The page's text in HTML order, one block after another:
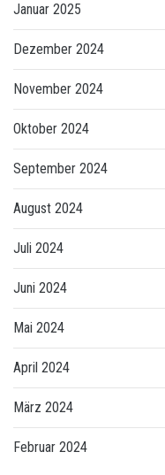
Januar 2025
Dezember 2024
November 2024
Oktober 2024
September 2024
August 2024
Juli 2024
Juni 2024
Mai 2024
April 2024
März 2024
Februar 2024